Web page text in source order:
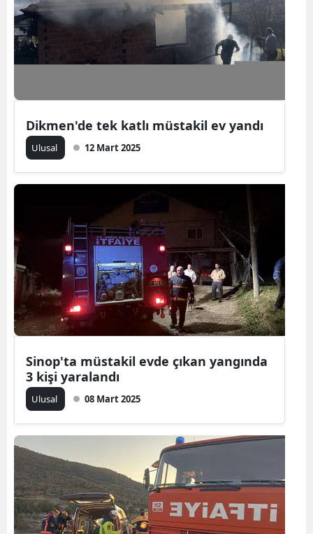
Dikmen'de tek katlı müstakil ev yandı
Ulusal 12 Mart 2025
Sinop'ta müstakil evde çıkan yangında
3 kişi yaralandı
Ulusal 08 Mart 2025